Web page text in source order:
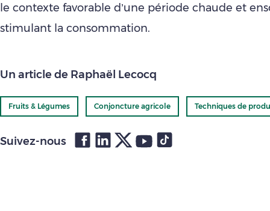
le contexte favorable d’une période chaude et
stimulant la consommation.
Un article de Raphaël Lecocq
Fruits & Légumes Conjoncture agricole Techniques de
Suivez-nous